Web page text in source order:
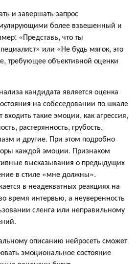
и завершать запрос
более взвешенный и
«Представь, что ты
или «Не будь мягок, это
требующее объективной оценки
кандидата является оценка
на собеседовании по шкале
такие эмоции, как агрессия,
растерянность, грубость,
и другие. При этом подробно
каждой эмоции. Признаком
высказывания о предыдущих
в стиле «мне должны».
в неадекватных реакциях на
время интервью, а неуверенность
сленга или неправильному
описанию нейросеть сможет
эмоциональное состояние